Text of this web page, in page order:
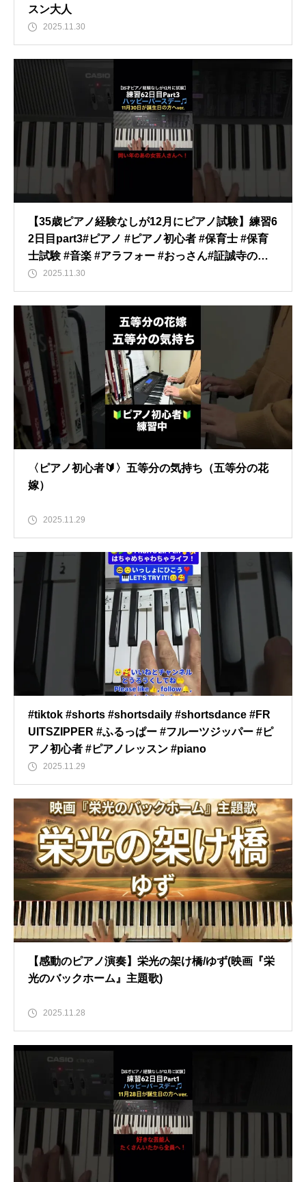
スン大人
2025.11.30
【35歳ピアノ経験なしが12月にピアノ試験】練習6
2日目part3#ピアノ #ピアノ初心者 #保育士 #保育
士試験 #音楽 #アラフォー #おっさん#証誠寺の狸
囃子 ＃歌唱 ＃ありがとう！
2025.11.30
〈ピアノ初心者🔰〉五等分の気持ち（五等分の花
嫁）
2025.11.29
#tiktok #shorts #shortsdaily #shortsdance #FR
UITSZIPPER #ふるっぱー #フルーツジッパー #ピ
アノ初心者 #ピアノレッスン #piano
2025.11.29
【感動のピアノ演奏】栄光の架け橋/ゆず(映画『栄
光のバックホーム』主題歌)
2025.11.28